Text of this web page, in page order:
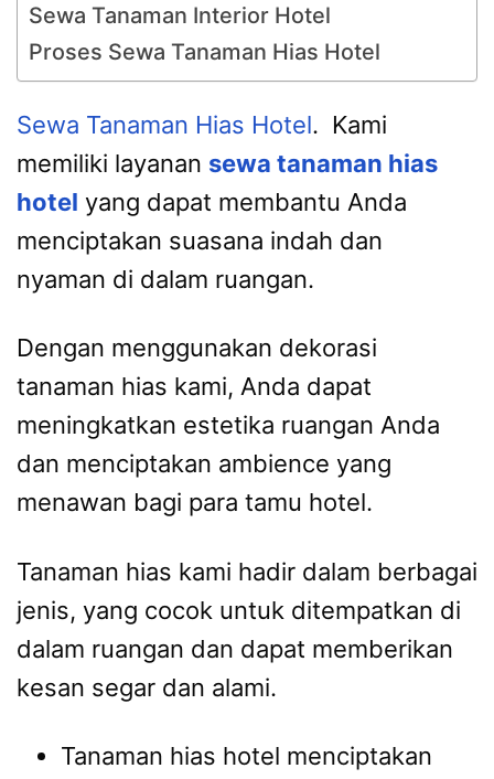
Sewa Tanaman Interior Hotel
Proses Sewa Tanaman Hias Hotel
Sewa Tanaman Hias Hotel. Kami
memiliki layanan sewa tanaman hias
hotel yang dapat membantu Anda
menciptakan suasana indah dan
nyaman di dalam ruangan.
Dengan menggunakan dekorasi
tanaman hias kami, Anda dapat
meningkatkan estetika ruangan Anda
dan menciptakan ambience yang
menawan bagi para tamu hotel.
Tanaman hias kami hadir dalam berbagai
jenis, yang cocok untuk ditempatkan di
dalam ruangan dan dapat memberikan
kesan segar dan alami.
Tanaman hias hotel menciptakan